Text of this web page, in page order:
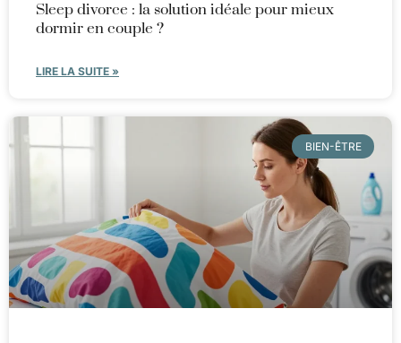
Sleep divorce : la solution idéale pour mieux
dormir en couple ?
LIRE LA SUITE »
BIEN-ÊTRE